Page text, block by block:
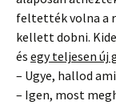
feltették volna a
kellett dobni.
és egy teljesen új
– Ugye, hallod
– Igen, most